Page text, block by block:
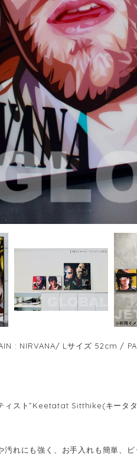
: NIRVANA/ Lサイズ 52cm /
ィスト”Keetatat Sitthike(キータ
れにも強く、お手入れも簡単、ピ